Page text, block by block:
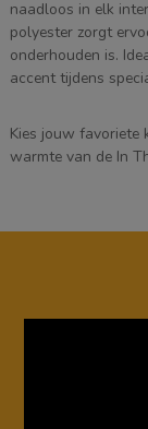
naadloos in elk
polyester zorgt
onderhouden is.
accent tijdens
Kies jouw favoriete
warmte van de In